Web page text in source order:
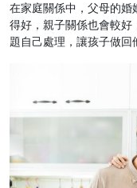
在家庭關係中，父母的
得好，親子關係也會較好
題自己處理，讓孩子做回